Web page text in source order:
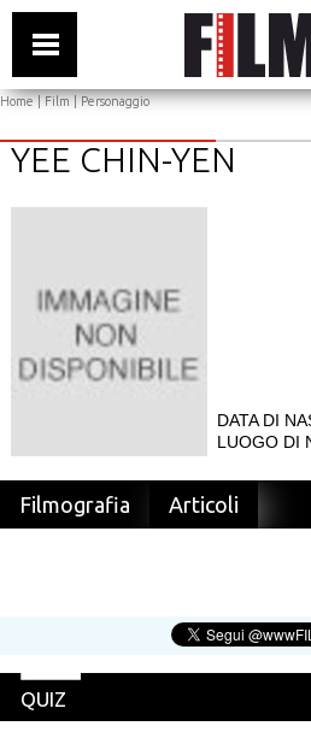
Home|Film| Personaggio
YEE CHIN-YEN
DATA DI
LUOGO DI
Filmografia Articoli
QUIZ